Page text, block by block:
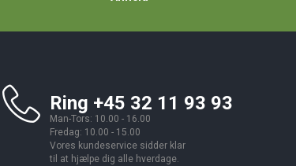
Ring +45 32 11 93 93
Man-Tors: 10.00 - 16.00
Fredag: 10.00 - 15.00
Vores kundeservice sidder klar
til at hjælpe dig alle hverdage.